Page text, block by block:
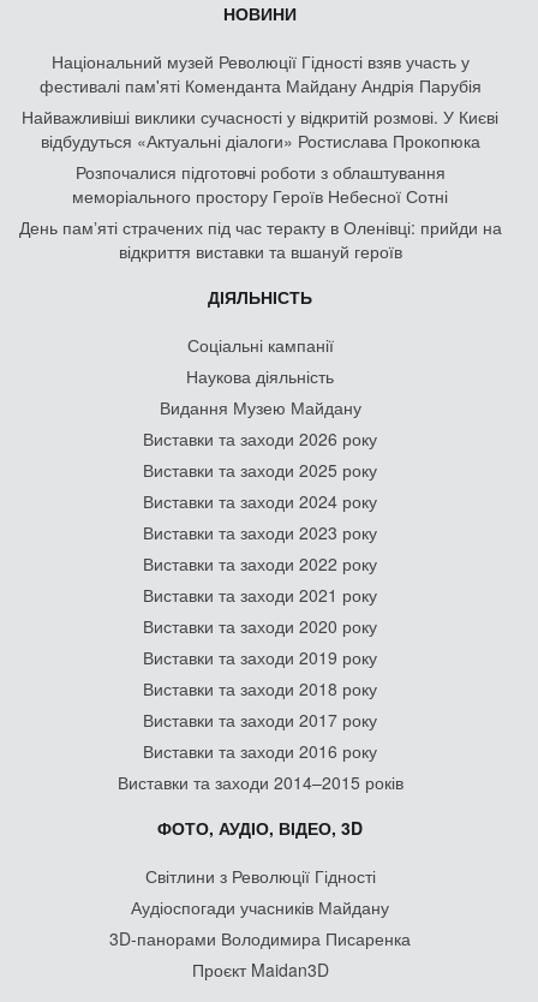
НОВИНИ
Національний музей Революції Гідності взяв участь у
фестивалі пам'яті Коменданта Майдану Андрія Парубія
Найважливіші виклики сучасності у відкритій розмові. У Києві
відбудуться «Актуальні діалоги» Ростислава Прокопюка
Розпочалися підготовчі роботи з облаштування
меморіального простору Героїв Небесної Сотні
День памʼяті страчених під час теракту в Оленівці: прийди на
відкриття виставки та вшануй героїв
ДІЯЛЬНІСТЬ
Соціальні кампанії
Наукова діяльність
Видання Музею Майдану
Виставки та заходи 2026 року
Виставки та заходи 2025 року
Виставки та заходи 2024 року
Виставки та заходи 2023 року
Виставки та заходи 2022 року
Виставки та заходи 2021 року
Виставки та заходи 2020 року
Виставки та заходи 2019 року
Виставки та заходи 2018 року
Виставки та заходи 2017 року
Виставки та заходи 2016 року
Виставки та заходи 2014–2015 років
ФОТО, АУДІО, ВІДЕО, 3D
Світлини з Революції Гідності
Аудіоспогади учасників Майдану
3D-панорами Володимира Писаренка
Проєкт Maidan3D